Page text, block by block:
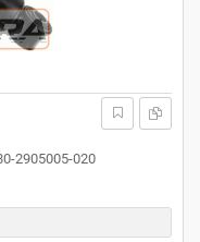
2905005-020